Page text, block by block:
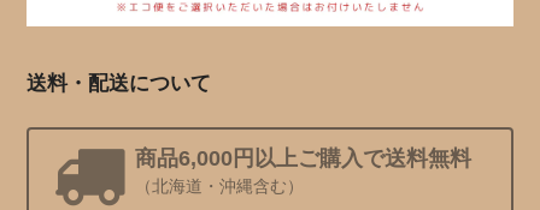
送料・配送について
商品6,000円以上ご購入で送料無料
（北海道・沖縄含む）